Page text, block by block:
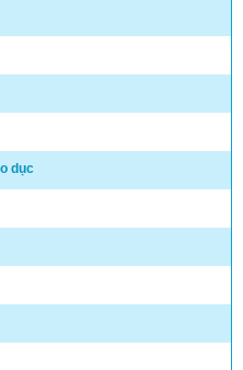
năm học 2025-2026
chức năm 2024 – huyện Vĩnh
dục